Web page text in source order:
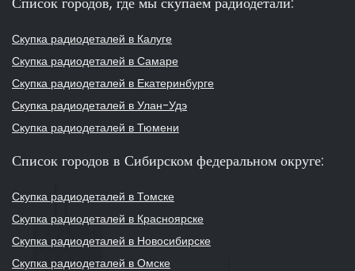
Скупка радиодеталей в Калуге
Скупка радиодеталей в Самаре
Скупка радиодеталей в Екатеринбурге
Скупка радиодеталей в Улан-Удэ
Скупка радиодеталей в Тюмени
Список городов в Сибирском федеральном округе:
Скупка радиодеталей в Томске
Скупка радиодеталей в Красноярске
Скупка радиодеталей в Новосибирске
Скупка радиодеталей в Омске